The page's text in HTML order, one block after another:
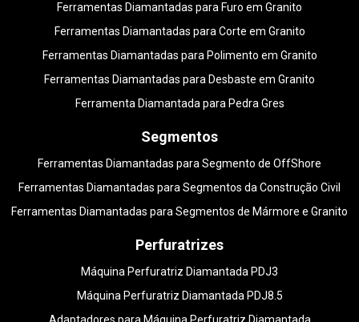
Ferramentas Diamantadas para Furo em Granito
Ferramentas Diamantadas para Corte em Granito
Ferramentas Diamantadas para Polimento em Granito
Ferramentas Diamantadas para Desbaste em Granito
Ferramenta Diamantada para Pedra Gres
Segmentos
Ferramentas Diamantadas para Segmento de OffShore
Ferramentas Diamantadas para Segmentos da Construção Civil
Ferramentas Diamantadas para Segmentos de Mármore e Granito
Perfuratrizes
Máquina Perfuratriz Diamantada PDJ3
Máquina Perfuratriz Diamantada PDJ8.5